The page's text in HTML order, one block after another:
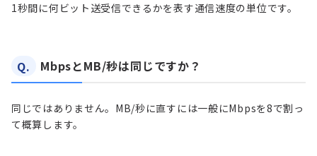
1秒間に何ビット送受信できるかを表す通信速度の単位です。
Q. MbpsとMB/秒は同じですか？
同じではありません。MB/秒に直すには一般にMbpsを8で割っ
て概算します。